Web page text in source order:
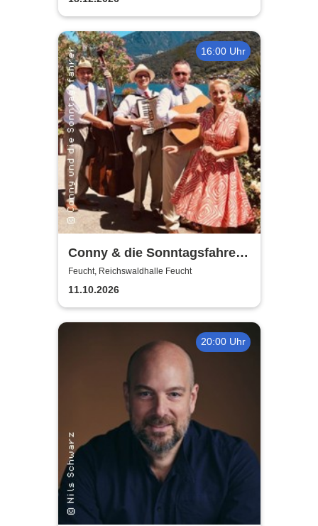
16:00 Uhr
Conny & die Sonntagsfahrer -
Musik liegt in der Luft
Feucht, Reichswaldhalle Feucht
11.10.2026
20:00 Uhr